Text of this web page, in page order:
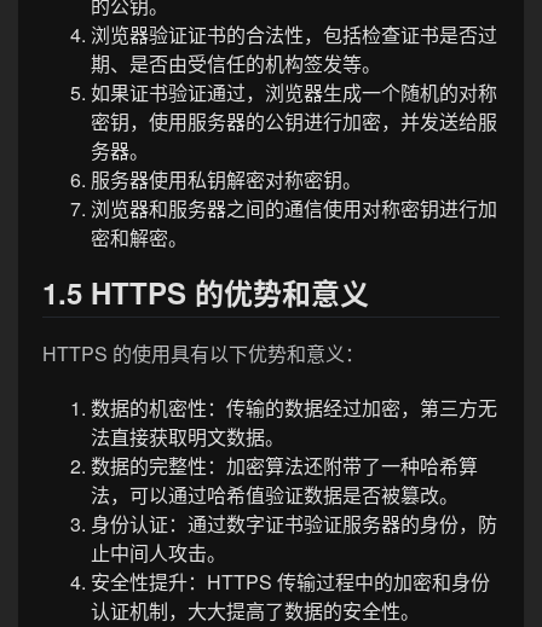
的公钥。
浏览器验证证书的合法性，包括检查证书是否过
期、是否由受信任的机构签发等。
如果证书验证通过，浏览器生成一个随机的对称
密钥，使用服务器的公钥进行加密，并发送给服
务器。
服务器使用私钥解密对称密钥。
浏览器和服务器之间的通信使用对称密钥进行加
密和解密。
1.5 HTTPS 的优势和意义
HTTPS 的使用具有以下优势和意义：
数据的机密性：传输的数据经过加密，第三方无
法直接获取明文数据。
数据的完整性：加密算法还附带了一种哈希算
法，可以通过哈希值验证数据是否被篡改。
身份认证：通过数字证书验证服务器的身份，防
止中间人攻击。
安全性提升：HTTPS 传输过程中的加密和身份
认证机制，大大提高了数据的安全性。